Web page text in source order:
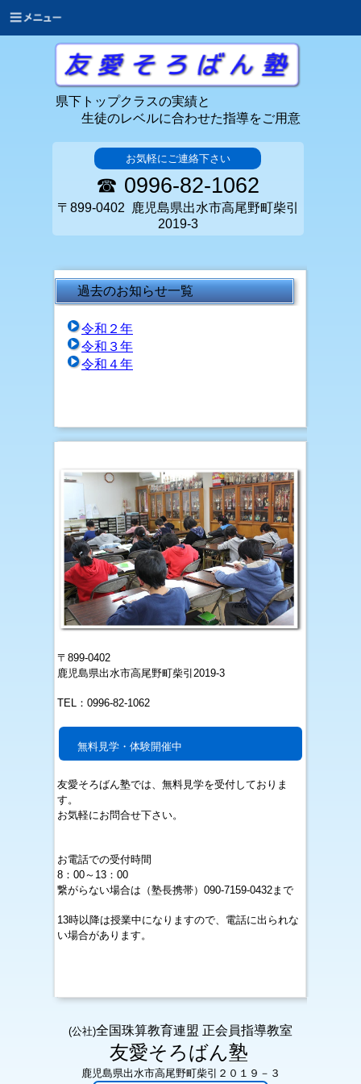
県下トップクラスの実績と
生徒のレベルに合わせた指導をご用意
お気軽にご連絡下さい
☎ 0996-82-1062
〒899-0402 鹿児島県出水市高尾野町柴引
2019-3
過去のお知らせ一覧
令和２年
令和３年
令和４年
〒899-0402
鹿児島県出水市高尾野町柴引2019-3
TEL：0996-82-1062
無料見学・体験開催中
友愛そろばん塾では、無料見学を受付しておりま
す。
お気軽にお問合せ下さい。
お電話での受付時間
8：00～13：00
繋がらない場合は（塾長携帯）090-7159-0432まで
13時以降は授業中になりますので、電話に出られな
い場合があります。
(公社)全国珠算教育連盟 正会員指導教室
友愛そろばん塾
鹿児島県出水市高尾野町柴引２０１９－３